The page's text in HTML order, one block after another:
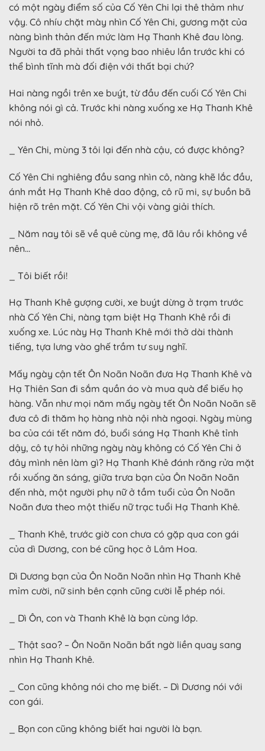
có một ngày điểm số của Cố Yên Chi lại thê thảm như
vậy. Cô nhíu chặt mày nhìn Cố Yên Chi, gương mặt của
nàng bình thản đến mức làm Hạ Thanh Khê đau lòng.
Người ta đã phải thất vọng bao nhiêu lần trước khi có
thể bình tĩnh mà đối điện với thất bại chứ?
Hai nàng ngồi trên xe buýt, từ đầu đến cuối Cố Yên Chi
không nói gì cả. Trước khi nàng xuống xe Hạ Thanh Khê
nói nhỏ.
_ Yên Chi, mùng 3 tôi lại đến nhà cậu, có được không?
Cố Yên Chi nghiêng đầu sang nhìn cô, nàng khẽ lắc đầu,
ánh mắt Hạ Thanh Khê dao động, cô rũ mi, sự buồn bã
hiện rõ trên mặt. Cố Yên Chi vội vàng giải thích.
_ Năm nay tôi sẽ về quê cùng mẹ, đã lâu rồi không về
nên…
_ Tôi biết rồi!
Hạ Thanh Khê gượng cười, xe buýt dừng ở trạm trước
nhà Cố Yên Chi, nàng tạm biệt Hạ Thanh Khê rồi đi
xuống xe. Lúc này Hạ Thanh Khê mới thở dài thành
tiếng, tựa lưng vào ghế trầm tư suy nghĩ.
Mấy ngày cận tết Ôn Noãn Noãn đưa Hạ Thanh Khê và
Hạ Thiên San đi sắm quần áo và mua quà để biếu họ
hàng. Vẫn như mọi năm mấy ngày tết Ôn Noãn Noãn sẽ
đưa cô đi thăm họ hàng nhà nội nhà ngoại. Ngày mùng
ba của cái tết năm đó, buổi sáng Hạ Thanh Khê tỉnh
dậy, cô tự hỏi những ngày này không có Cố Yên Chi ở
đây mình nên làm gì? Hạ Thanh Khê đánh răng rửa mặt
rồi xuống ăn sáng, giữa trưa bạn của Ôn Noãn Noãn
đến nhà, một người phụ nữ ở tầm tuổi của Ôn Noãn
Noãn đưa theo một thiếu nữ trạc tuổi Hạ Thanh Khê.
_ Thanh Khê, trước giờ con chưa có gặp qua con gái
của dì Dương, con bé cũng học ở Lâm Hoa.
Dì Dương bạn của Ôn Noãn Noãn nhìn Hạ Thanh Khê
mỉm cười, nữ sinh bên cạnh cũng cười lễ phép nói.
_ Dì Ôn, con và Thanh Khê là bạn cùng lớp.
_ Thật sao? – Ôn Noãn Noãn bất ngờ liền quay sang
nhìn Hạ Thanh Khê.
_ Con cũng không nói cho mẹ biết. – Dì Dương nói với
con gái.
_ Bọn con cũng không biết hai người là bạn.